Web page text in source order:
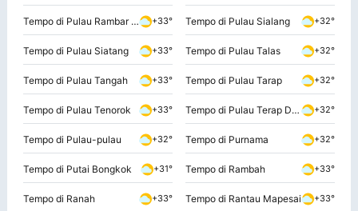
Tempo di Pulau Rambar Satu +33° Tempo di Pulau Sialang +32°
Tempo di Pulau Siatang +33° Tempo di Pulau Talas +32°
Tempo di Pulau Tangah +33° Tempo di Pulau Tarap +32°
Tempo di Pulau Tenorok +33° Tempo di Pulau Terap Dua +32°
Tempo di Pulau-pulau +32° Tempo di Purnama +32°
Tempo di Putai Bongkok +31° Tempo di Rambah +33°
Tempo di Ranah +33° Tempo di Rantau Mapesai +33°